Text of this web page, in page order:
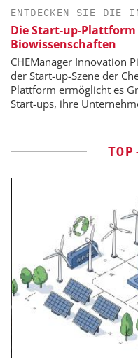
ENTDECKEN SIE DIE
Die Start-up-
Biowissenschaften
CHEManager Innovation
der Start-up-Szene der
Plattform ermöglicht es
Start-ups, ihre